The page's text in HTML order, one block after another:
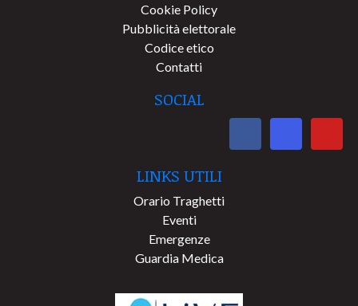
Cookie Policy
Pubblicità elettorale
Codice etico
Contatti
SOCIAL
LINKS UTILI
Orario Traghetti
Eventi
Emergenze
Guardia Medica